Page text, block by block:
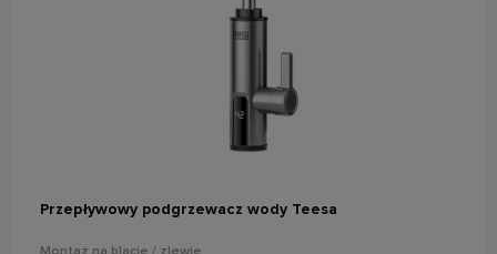
Przepływowy podgrzewacz wody Teesa
powiadom o dostępności